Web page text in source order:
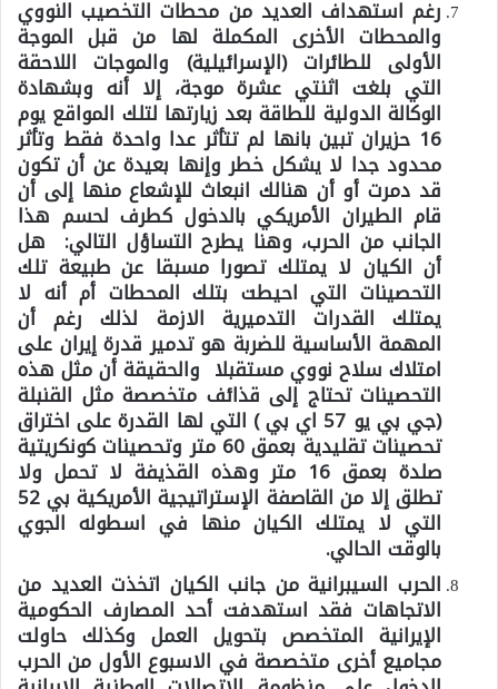
رغم استهداف العديد من محطات التخصيب النووي
والمحطات الأخرى المكملة لها من قبل الموجة
الأولى للطائرات (الإسرائيلية) والموجات اللاحقة
التي بلغت اثنتي عشرة موجة، إلا أنه وبشهادة
الوكالة الدولية للطاقة بعد زيارتها لتلك المواقع يوم
16 حزيران تبين بانها لم تتأثر عدا واحدة فقط وتأثر
محدود جدا لا يشكل خطر وإنها بعيدة عن أن تكون
قد دمرت أو أن هنالك انبعاث للإشعاع منها إلى أن
قام الطيران الأمريكي بالدخول كطرف لحسم هذا
الجانب من الحرب، وهنا يطرح التساؤل التالي: هل
أن الكيان لا يمتلك تصورا مسبقا عن طبيعة تلك
التحصينات التي احيطت بتلك المحطات أم أنه لا
يمتلك القدرات التدميرية الازمة لذلك رغم أن
المهمة الأساسية للضربة هو تدمير قدرة إيران على
امتلاك سلاح نووي مستقبلا والحقيقة أن مثل هذه
التحصينات تحتاج إلى قذائف متخصصة مثل القنبلة
(جي بي يو 57 اي بي ) التي لها القدرة على اختراق
تحصينات تقليدية بعمق 60 متر وتحصينات كونكريتية
صلدة بعمق 16 متر وهذه القذيفة لا تحمل ولا
تطلق إلا من القاصفة الإستراتيجية الأمريكية بي 52
التي لا يمتلك الكيان منها في اسطوله الجوي
بالوقت الحالي.
الحرب السيبرانية من جانب الكيان اتخذت العديد من
الاتجاهات فقد استهدفت أحد المصارف الحكومية
الإيرانية المتخصص بتحويل العمل وكذلك حاولت
مجاميع أخرى متخصصة في الاسبوع الأول من الحرب